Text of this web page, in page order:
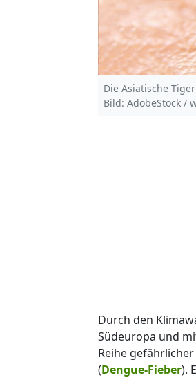
Die Asiatische
Bild: AdobeStock /
Durch den
Südeuropa und
Reihe
(Dengue-Fieber).